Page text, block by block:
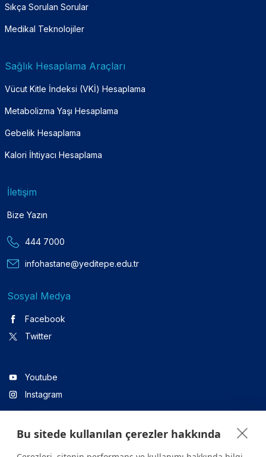
Sıkça Sorulan Sorular
Medikal Teknolojiler
Sağlık Hesaplama Araçları
Vücut Kitle İndeksi (VKİ) Hesaplama
Metabolizma Yaşı Hesaplama
Gebelik Hesaplama
Kalori İhtiyacı Hesaplama
İletişim
Bize Yazın
444 7000
infohastane@yeditepe.edu.tr
Sosyal Medya
Facebook
Twitter
Youtube
Instagram
Linkedin
Bu sitede kullanılan çerezler hakkında